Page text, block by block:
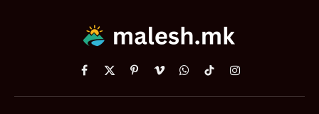
Facebook
X
PinterestVimeoWhatsApp
TikTokInstagram